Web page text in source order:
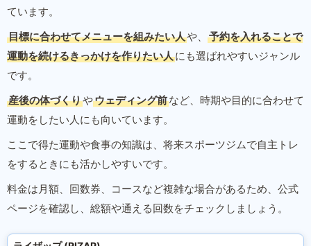
ています。
目標に合わせてメニューを組みたい人や、
予約を入れることで
運動を続けるきっかけを作りたい人にも選ばれやすいジャンル
です。
産後の体づくりやウェディング前など、時期や目的に合わせて
運動をしたい人にも向いています。
ここで得た運動や食事の知識は、将来スポーツジムで自主トレ
をするときにも活かしやすいです。
料金は月額、回数券、コースなど複雑な場合があるため、公式
ページを確認し、総額や通える回数をチェックしましょう。